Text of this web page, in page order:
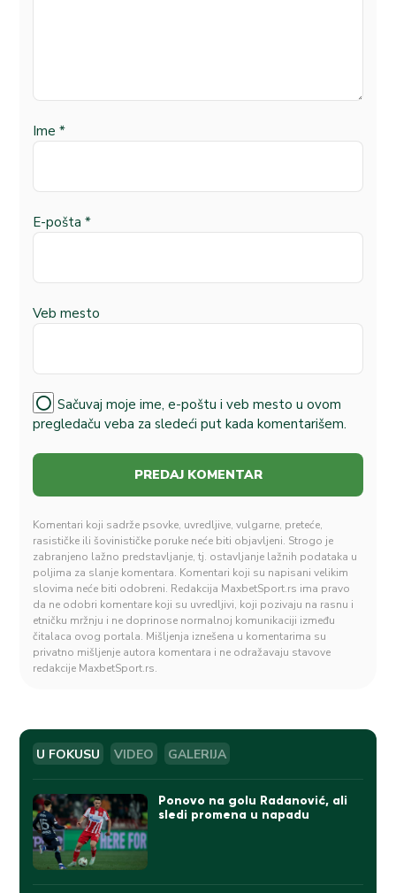
Ime *
E-pošta *
Veb mesto
Sačuvaj moje ime, e-poštu i veb mesto u ovom
pregledaču veba za sledeći put kada komentarišem.
Komentari koji sadrže psovke, uvredljive, vulgarne, preteće,
rasističke ili šovinističke poruke neće biti objavljeni. Strogo je
zabranjeno lažno predstavljanje, tj. ostavljanje lažnih podataka u
poljima za slanje komentara. Komentari koji su napisani velikim
slovima neće biti odobreni. Redakcija MaxbetSport.rs ima pravo
da ne odobri komentare koji su uvredljivi, koji pozivaju na rasnu i
etničku mržnju i ne doprinose normalnoj komunikaciji između
čitalaca ovog portala. Mišljenja iznešena u komentarima su
privatno mišljenje autora komentara i ne odražavaju stavove
redakcije MaxbetSport.rs.
U FOKUSU VIDEO GALERIJA
Ponovo na golu Radanović, ali
sledi promena u napadu